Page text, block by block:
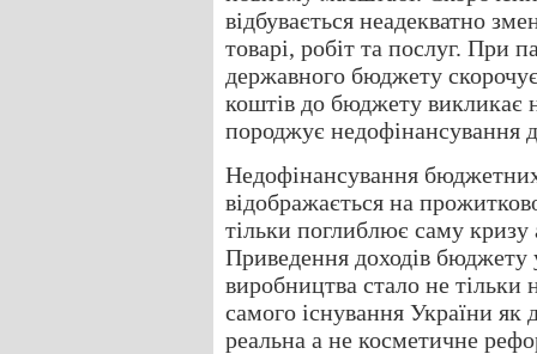
відбувається неадекватно
товарі, робіт та послуг. При
державного бюджету
коштів до бюджету викликає
породжує недофінансування
Недофінансування
відображається на
тільки поглиблює саму
Приведення доходів бюджету
виробництва стало не
самого існування України
реальна а не косметичне